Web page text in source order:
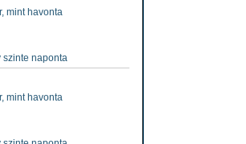
mint havonta
szinte naponta
mint havonta